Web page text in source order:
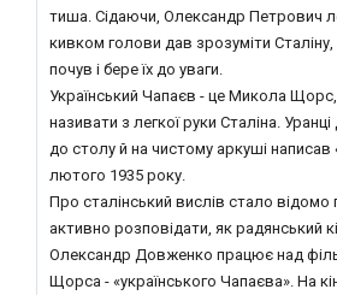
тиша. Сідаючи, Олександр Петрович
кивком голови дав зрозуміти
почув і бере їх до уваги.
Український Чапаєв - це Микола
називати з легкої руки Сталіна.
до столу й на чистому аркуші
лютого 1935 року.
Про сталінський вислів стало відомо
активно розповідати, як радянський
Олександр Довженко працює над
Щорса - «українського Чапаєва». На